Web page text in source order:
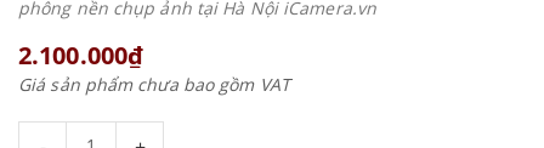
phông nền chụp ảnh tại Hà Nội iCamera.vn
2.100.000₫
Giá sản phẩm chưa bao gồm VAT